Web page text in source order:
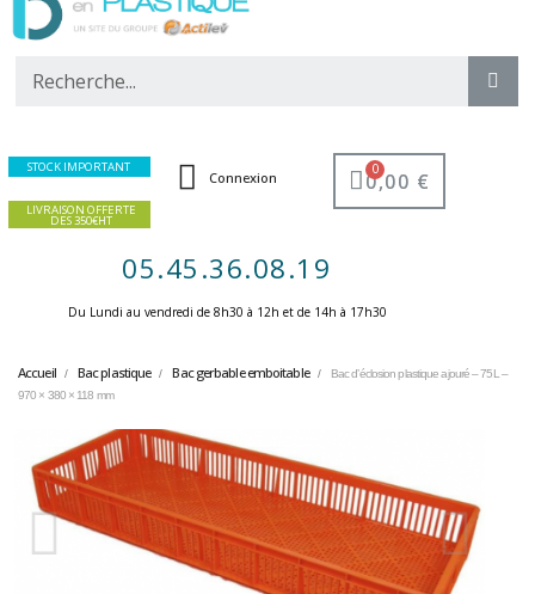
STOCK IMPORTANT
LIVRAISON OFFERTE
DES 350€HT
Connexion 0,00 €
05.45.36.08.19
Du Lundi au vendredi de 8h30 à 12h et de 14h à 17h30 ​
Accueil Bac plastique Bac gerbable emboitable
Bac d’éclosion plastique ajouré – 75L –
970 × 380 × 118 mm